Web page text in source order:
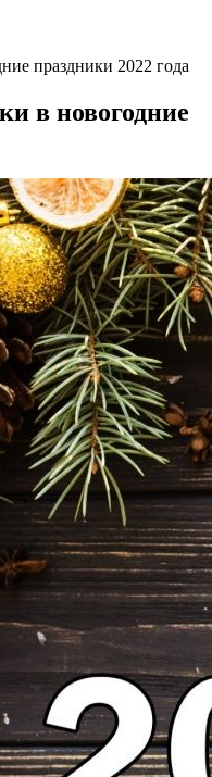
праздники 2022 года
в новогодние